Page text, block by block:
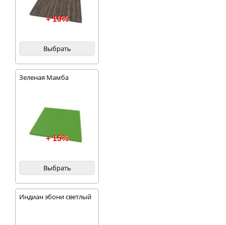
+ 10%
Выбрать
Зеленая Мамба
+ 15%
Выбрать
Индиан эбони светлый